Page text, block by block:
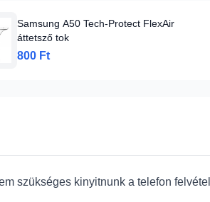
Samsung A50 Tech-Protect FlexAir
áttetsző tok
800 Ft
szükséges kinyitnunk a telefon